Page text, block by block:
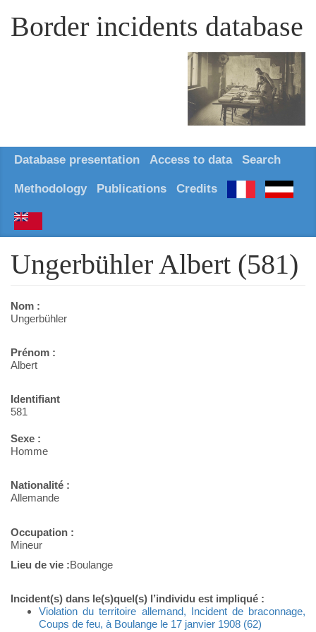
Border incidents database
Database presentation Access to data Search
Methodology Publications Credits
Ungerbühler Albert (581)
Nom :
Ungerbühler
Prénom :
Albert
Identifiant
581
Sexe :
Homme
Nationalité :
Allemande
Occupation :
Mineur
Lieu de vie :Boulange
Incident(s) dans le(s)quel(s) l’individu est impliqué :
Violation du territoire allemand, Incident de braconnage,
Coups de feu, à Boulange le 17 janvier 1908 (62)